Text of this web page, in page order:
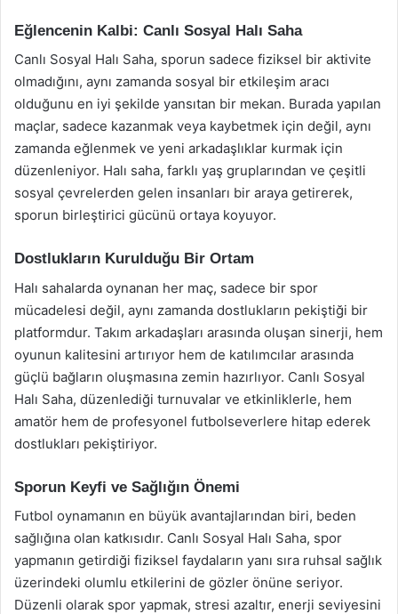
Eğlencenin Kalbi: Canlı Sosyal Halı Saha
Canlı Sosyal Halı Saha, sporun sadece fiziksel bir aktivite
olmadığını, aynı zamanda sosyal bir etkileşim aracı
olduğunu en iyi şekilde yansıtan bir mekan. Burada yapılan
maçlar, sadece kazanmak veya kaybetmek için değil, aynı
zamanda eğlenmek ve yeni arkadaşlıklar kurmak için
düzenleniyor. Halı saha, farklı yaş gruplarından ve çeşitli
sosyal çevrelerden gelen insanları bir araya getirerek,
sporun birleştirici gücünü ortaya koyuyor.
Dostlukların Kurulduğu Bir Ortam
Halı sahalarda oynanan her maç, sadece bir spor
mücadelesi değil, aynı zamanda dostlukların pekiştiği bir
platformdur. Takım arkadaşları arasında oluşan sinerji, hem
oyunun kalitesini artırıyor hem de katılımcılar arasında
güçlü bağların oluşmasına zemin hazırlıyor. Canlı Sosyal
Halı Saha, düzenlediği turnuvalar ve etkinliklerle, hem
amatör hem de profesyonel futbolseverlere hitap ederek
dostlukları pekiştiriyor.
Sporun Keyfi ve Sağlığın Önemi
Futbol oynamanın en büyük avantajlarından biri, beden
sağlığına olan katkısıdır. Canlı Sosyal Halı Saha, spor
yapmanın getirdiği fiziksel faydaların yanı sıra ruhsal sağlık
üzerindeki olumlu etkilerini de gözler önüne seriyor.
Düzenli olarak spor yapmak, stresi azaltır, enerji seviyesini